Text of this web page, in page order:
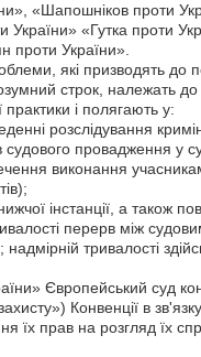
«Шапошніков проти
«Гутка проти
проти України».
які призводять до
строк, належать до
і полягають у:
розслідування
судового провадження у
виконання
інстанції, а також
перерв між
тривалості
Європейський суд
Конвенції в зв'язку
їх прав на розгляд їх